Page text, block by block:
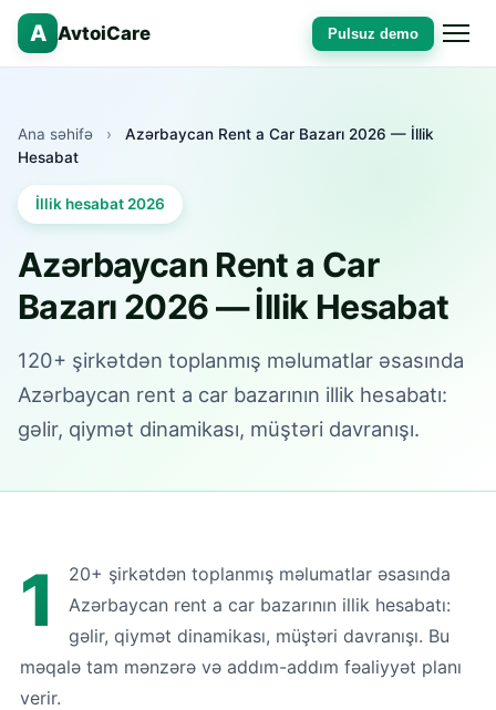
A AvtoiCare Pulsuz demo
Ana səhifə ›
Azərbaycan Rent a Car Bazarı 2026 — İllik
Hesabat
İllik hesabat 2026
Azərbaycan Rent a Car
Bazarı 2026 — İllik Hesabat
120+ şirkətdən toplanmış məlumatlar əsasında
Azərbaycan rent a car bazarının illik hesabatı:
gəlir, qiymət dinamikası, müştəri davranışı.
1
20+ şirkətdən toplanmış məlumatlar əsasında
Azərbaycan rent a car bazarının illik hesabatı:
gəlir, qiymət dinamikası, müştəri davranışı. Bu
məqalə tam mənzərə və addım-addım fəaliyyət planı
verir.